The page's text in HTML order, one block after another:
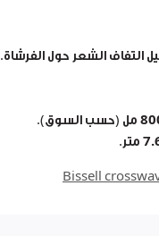
التفاف الشعر حول الفرشاة.
(حسب السوق).
متر .